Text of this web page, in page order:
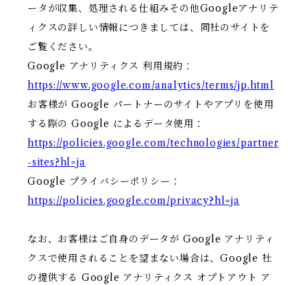
ータが収集、処理される仕組みその他Googleアナリテ
ィクスの詳しい情報につきましては、同社のサイトを
ご覧ください。
Google アナリティクス 利用規約：
https://www.google.com/analytics/terms/jp.html
お客様が Google パートナーのサイトやアプリを使用
する際の Google によるデータ使用：
https://policies.google.com/technologies/partner
-sites?hl=ja
Google プライバシーポリシー：
https://policies.google.com/privacy?hl=ja
なお、お客様はご自身のデータが Google アナリティ
クスで使用されることを望まない場合は、Google 社
の提供する Google アナリティクス オプトアウト ア